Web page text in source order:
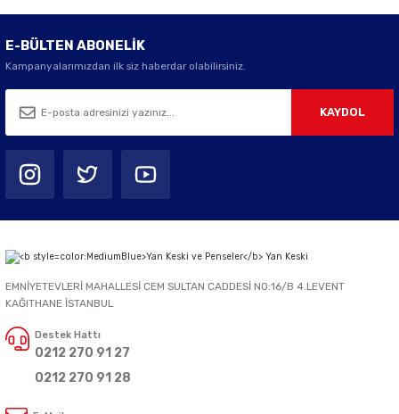
E-BÜLTEN ABONELİK
Kampanyalarımızdan ilk siz haberdar olabilirsiniz.
KAYDOL
EMNİYETEVLERİ MAHALLESİ CEM SULTAN CADDESİ NO:16/B 4.LEVENT
KAĞITHANE İSTANBUL
Destek Hattı
0212 270 91 27
0212 270 91 28